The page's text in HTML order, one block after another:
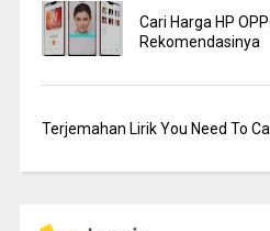
Cari Harga HP
Rekomendasinya
Terjemahan Lirik You Need To